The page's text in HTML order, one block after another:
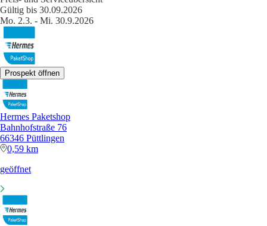
Gültig bis 30.09.2026
Mo. 2.3. - Mi. 30.9.2026
Prospekt öffnen
Hermes Paketshop
Bahnhofstraße 76
66346 Püttlingen
0,59 km
geöffnet